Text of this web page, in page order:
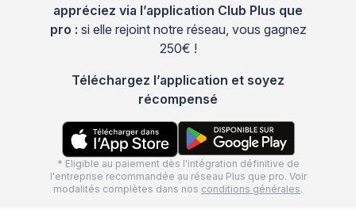
appréciez via l’application Club Plus que
pro : si elle rejoint notre réseau, vous gagnez
250€ !
Téléchargez l’application et soyez
récompensé
* Eligible au paiement dès l'intégration définitive de
l'entreprise recommandée au réseau Plus que pro. Voir
modalités complètes dans nos conditions générales.